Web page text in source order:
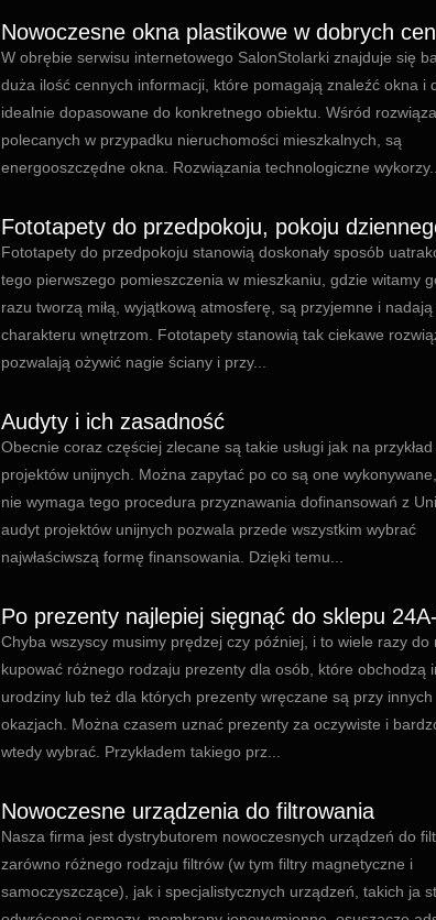
Nowoczesne okna plastikowe w dobrych
W obrębie serwisu internetowego SalonStolarki znajduje się
duża ilość cennych informacji, które pomagają znaleźć okna i
idealnie dopasowane do konkretnego obiektu. Wśród
polecanych w przypadku nieruchomości mieszkalnych, są
energooszczędne okna. Rozwiązania technologiczne wykorzy...
Fototapety do przedpokoju, pokoju
Fototapety do przedpokoju stanowią doskonały sposób
tego pierwszego pomieszczenia w mieszkaniu, gdzie witamy
razu tworzą miłą, wyjątkową atmosferę, są przyjemne i nadają
charakteru wnętrzom. Fototapety stanowią tak ciekawe
pozwalają ożywić nagie ściany i przy...
Audyty i ich zasadność
Obecnie coraz częściej zlecane są takie usługi jak na
projektów unijnych. Można zapytać po co są one
nie wymaga tego procedura przyznawania dofinansowań z
audyt projektów unijnych pozwala przede wszystkim wybrać
najwłaściwszą formę finansowania. Dzięki temu...
Po prezenty najlepiej sięgnąć do sklepu
Chyba wszyscy musimy prędzej czy później, i to wiele razy do
kupować różnego rodzaju prezenty dla osób, które obchodzą
urodziny lub też dla których prezenty wręczane są przy innych
okazjach. Można czasem uznać prezenty za oczywiste i
wtedy wybrać. Przykładem takiego prz...
Nowoczesne urządzenia do filtrowania
Nasza firma jest dystrybutorem nowoczesnych urządzeń do
zarówno różnego rodzaju filtrów (w tym filtry magnetyczne i
samoczyszczące), jak i specjalistycznych urządzeń, takich ja